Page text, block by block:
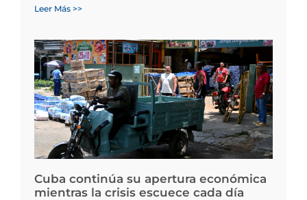
Leer Más >>
Cuba continúa su apertura económica
mientras la crisis escuece cada día